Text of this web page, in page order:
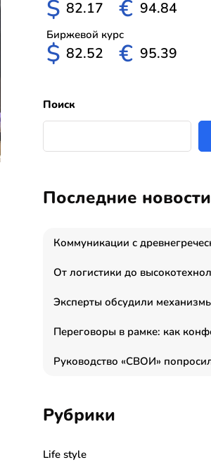
$ 82.17 € 94.84
Биржевой курс
$ 82.52 € 95.39
Поиск
Последние новости
Рубрики
Life style